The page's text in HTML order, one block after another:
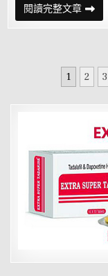
閱讀完整文章木
星
星
人
生
強
是
1 2 3